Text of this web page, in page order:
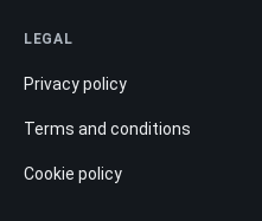
LEGAL
Privacy policy
Terms and conditions
Cookie policy